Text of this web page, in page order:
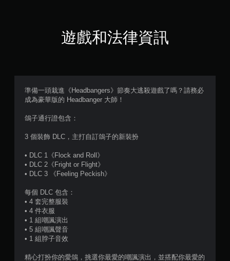
分
遊戲和法律資訊
準備一頭栽進《Headbangers》節奏大逃殺遊戲了嗎？請務必
成為豪華版的 Headbanger 大師！
鴿子通行證包含：
3 個裝飾 DLC，主打自訂鴿子的新裝扮
• DLC 1《Flock and Roll》
• DLC 2《Fright or Flight》
• DLC 3 《Feeling Peckish》
每個 DLC 包含：
• 4 套完整服裝
• 4 件衣服
• 1 組嘲諷演出
• 5 組嘲諷聲音
• 1 組脖子音效
精心打扮你的愛鴿，挑選你最愛的嘲諷演出，並搭配你最愛的